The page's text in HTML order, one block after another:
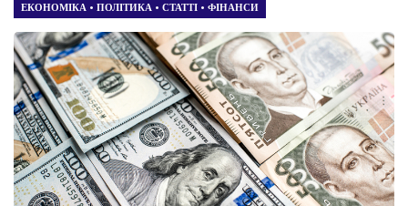
ЕКОНОМІКА • ПОЛІТИКА • СТАТТІ • ФІНАНСИ